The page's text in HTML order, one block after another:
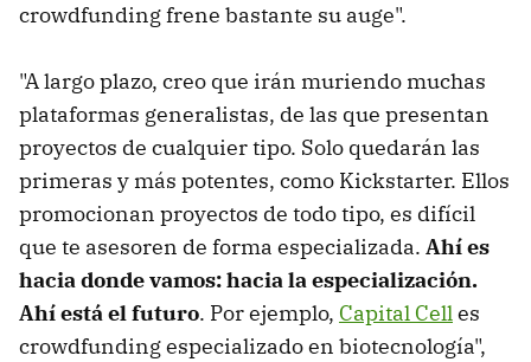
crowdfunding frene bastante su auge".
"A largo plazo, creo que irán muriendo muchas
plataformas generalistas, de las que presentan
proyectos de cualquier tipo. Solo quedarán las
primeras y más potentes, como Kickstarter. Ellos
promocionan proyectos de todo tipo, es difícil
que te asesoren de forma especializada. Ahí es
hacia donde vamos: hacia la especialización.
Ahí está el futuro. Por ejemplo, Capital Celles
crowdfunding especializado en biotecnología",